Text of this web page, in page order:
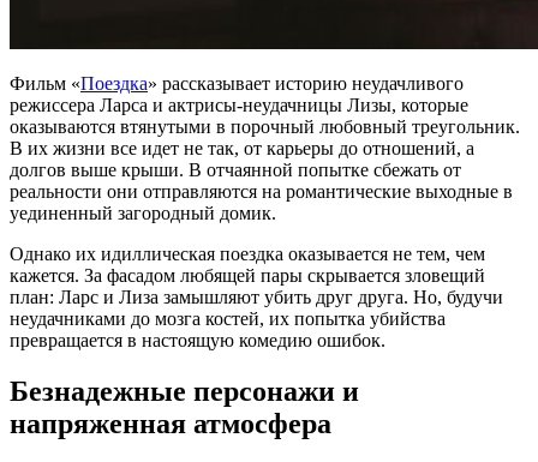
Фильм «Поездка» рассказывает историю неудачливого
режиссера Ларса и актрисы-неудачницы Лизы, которые
оказываются втянутыми в порочный любовный треугольник.
В их жизни все идет не так, от карьеры до отношений, а
долгов выше крыши. В отчаянной попытке сбежать от
реальности они отправляются на романтические выходные в
уединенный загородный домик.
Однако их идиллическая поездка оказывается не тем, чем
кажется. За фасадом любящей пары скрывается зловещий
план: Ларс и Лиза замышляют убить друг друга. Но, будучи
неудачниками до мозга костей, их попытка убийства
превращается в настоящую комедию ошибок.
Безнадежные персонажи и
напряженная атмосфера